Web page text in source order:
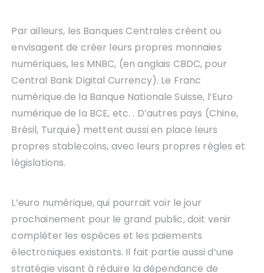
Par ailleurs, les Banques Centrales créent ou
envisagent de créer leurs propres monnaies
numériques, les MNBC, (en anglais CBDC, pour
Central Bank Digital Currency). Le Franc
numérique de la Banque Nationale Suisse, l’Euro
numérique de la BCE, etc. . D’autres pays (Chine,
Brésil, Turquie) mettent aussi en place leurs
propres stablecoins, avec leurs propres règles et
législations.
L’euro numérique, qui pourrait voir le jour
prochainement pour le grand public, doit venir
compléter les espèces et les paiements
électroniques existants. Il fait partie aussi d’une
stratégie visant à réduire la dépendance de